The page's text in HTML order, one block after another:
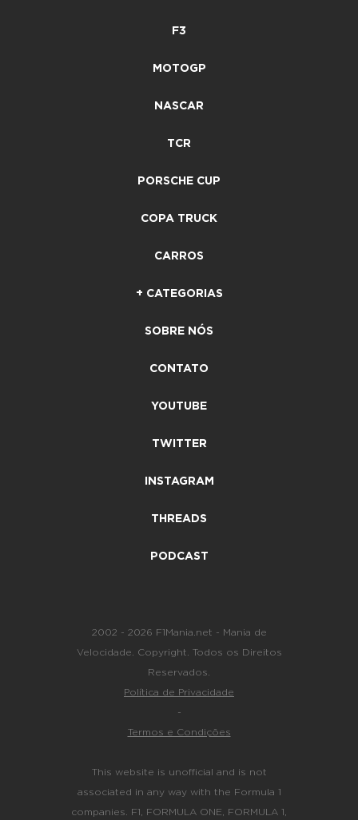
F3
MOTOGP
NASCAR
TCR
PORSCHE CUP
COPA TRUCK
CARROS
+ CATEGORIAS
SOBRE NÓS
CONTATO
YOUTUBE
TWITTER
INSTAGRAM
THREADS
PODCAST
2002 - 2026 F1Mania.net - Mania de
Velocidade. Copyright. Todos os Direitos
Reservados.
Política de Privacidade
-
Termos e Condições
This website is unofficial and is not
associated in any way with the Formula 1
companies. F1, FORMULA ONE, FORMULA 1,